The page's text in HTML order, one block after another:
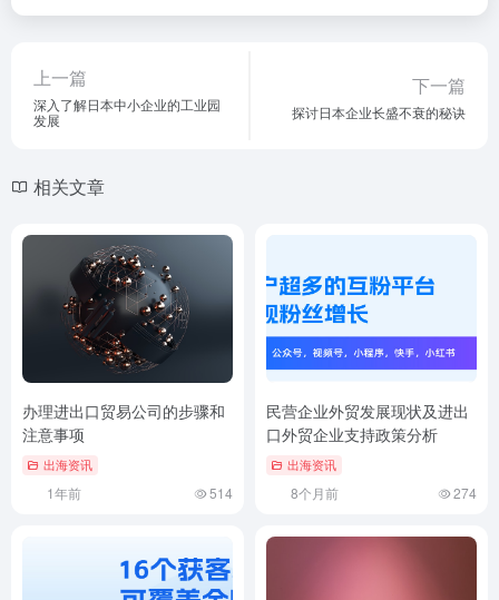
上一篇
深入了解日本中小企业的工业园
发展
下一篇
探讨日本企业长盛不衰的秘诀
相关文章
办理进出口贸易公司的步骤和
注意事项
出海资讯
1年前 514
民营企业外贸发展现状及进出
口外贸企业支持政策分析
出海资讯
8个月前 274